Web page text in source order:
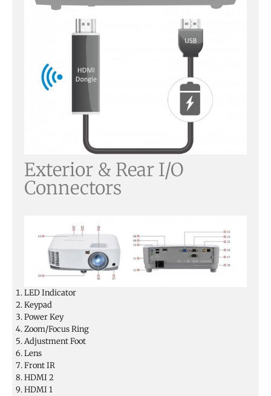
Exterior & Rear I/O
Connectors
LED Indicator
Keypad
Power Key
Zoom/Focus Ring
Adjustment Foot
Lens
Front IR
HDMI 2
HDMI 1